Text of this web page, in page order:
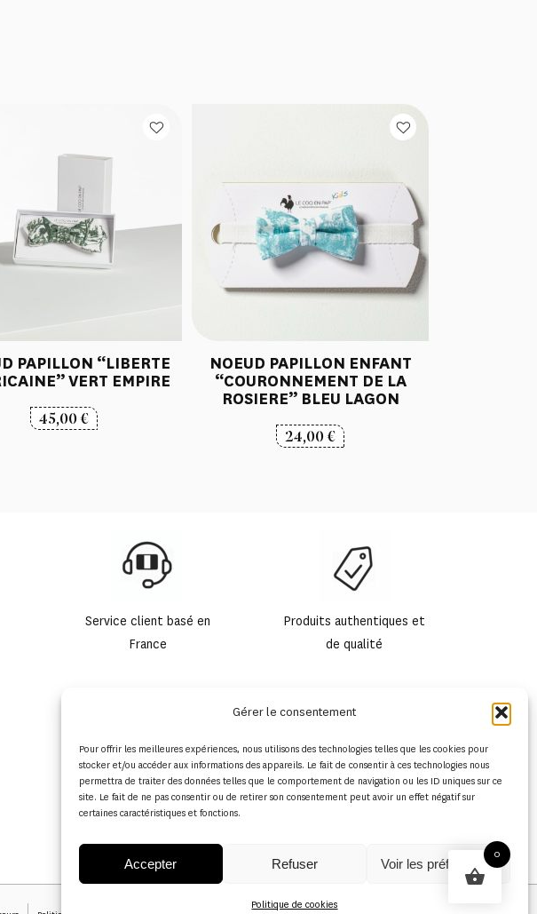
Gérer le consentement
Pour offrir les meilleures expériences, nous utilisons des technologies telles que les cookies pour
stocker et/ou accéder aux informations des appareils. Le fait de consentir à ces technologies nous
permettra de traiter des données telles que le comportement de navigation ou les ID uniques sur ce
site. Le fait de ne pas consentir ou de retirer son consentement peut avoir un effet négatif sur
certaines caractéristiques et fonctions.
Accepter Refuser Voir les préférences
Politique de cookies
PAPILLON “LIBERTE
VERT EMPIRE
45,00€
NOEUD PAPILLON ENFANT
“COURONNEMENT DE LA
ROSIERE” BLEU LAGON
24,00€
Service client basé en
France
Produits authentiques et
de qualité
0